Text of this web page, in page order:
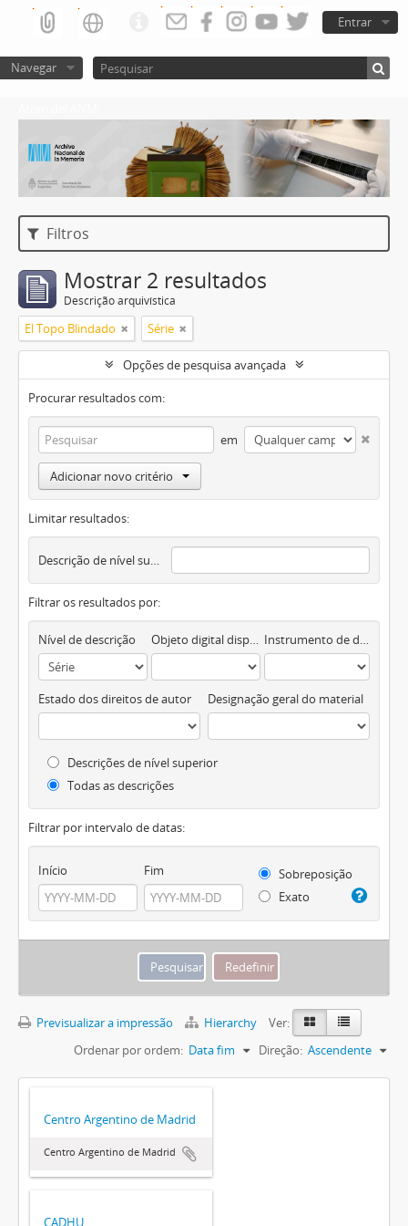
Entrar
Navegar
Filtros
Mostrar 2 resultados
Descrição arquivística
El Topo Blindado Série
Opções de pesquisa avançada
Procurar resultados com:
em
Adicionar novo critério
Limitar resultados:
Descrição de nível superior
Filtrar os resultados por:
Nível de descrição Objeto digital disponível Instrumento de descrição documental
Estado dos direitos de autor Designação geral do material
Descrições de nível superior
Todas as descrições
Filtrar por intervalo de datas:
Início Fim
Sobreposição
Exato
Previsualizar a impressão Hierarchy
Ver:
Ordenar por ordem: Data fim Direção: Ascendente
Centro Argentino de Madrid
Centro Argentino de Madrid
CADHU